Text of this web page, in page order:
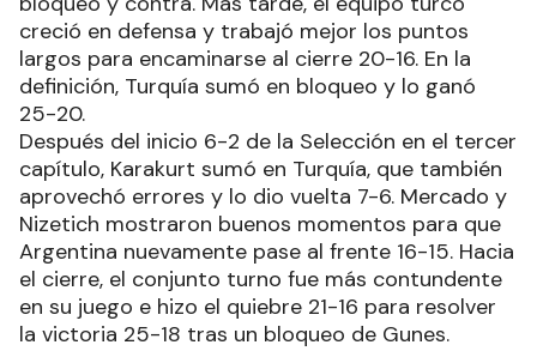
creció en defensa y trabajó mejor los puntos
largos para encaminarse al cierre 20-16. En la
definición, Turquía sumó en bloqueo y lo ganó
25-20.
Después del inicio 6-2 de la Selección en el tercer
capítulo, Karakurt sumó en Turquía, que también
aprovechó errores y lo dio vuelta 7-6. Mercado y
Nizetich mostraron buenos momentos para que
Argentina nuevamente pase al frente 16-15. Hacia
el cierre, el conjunto turno fue más contundente
en su juego e hizo el quiebre 21-16 para resolver
la victoria 25-18 tras un bloqueo de Gunes.